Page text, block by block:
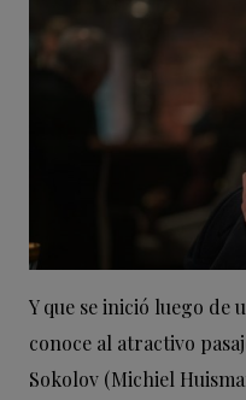
Y que se inició luego de
conoce al atractivo
Sokolov (Michiel